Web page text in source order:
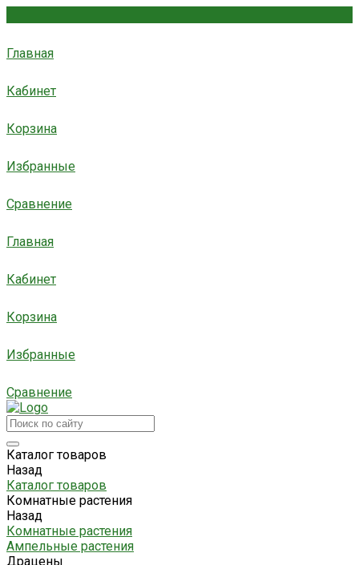
Главная
Кабинет
Корзина
Избранные
Сравнение
Главная
Кабинет
Корзина
Избранные
Сравнение
Каталог товаров
Назад
Каталог товаров
Комнатные растения
Назад
Комнатные растения
Ампельные растения
Драцены